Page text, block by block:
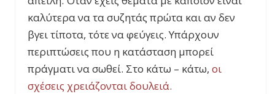
καλύτερα να τα συζητάς πρώτα και αν δεν
βγει τίποτα, τότε να φεύγεις. Υπάρχουν
περιπτώσεις που η κατάσταση μπορεί
πράγματι να σωθεί. Στο κάτω – κάτω, οι
σχέσεις χρειάζονται δουλειά.